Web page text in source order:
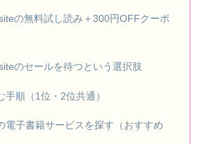
の無料試し読み＋300円OFFクーポ
のセールを待つという選択肢
手順（1位・2位共通）
電子書籍サービスを探す（おすすめ